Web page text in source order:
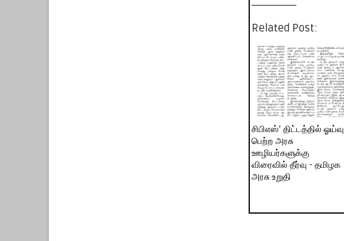
Related Post:
சிபிஎஸ்’ திட்டத்தில் ஓய்வு
பெற்ற அரசு
ஊழியர்களுக்கு
விரைவில் தீர்வு - தமிழக
அரசு உறுதி